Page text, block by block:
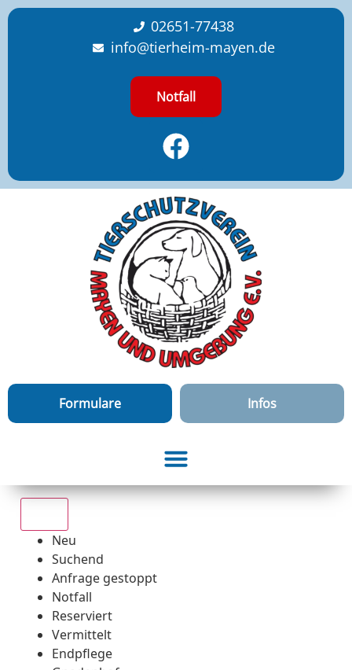
content
02651-77438
info@tierheim-mayen.de
Notfall
Formulare Infos
Neu
Suchend
Anfrage gestoppt
Notfall
Reserviert
Vermittelt
Endpflege